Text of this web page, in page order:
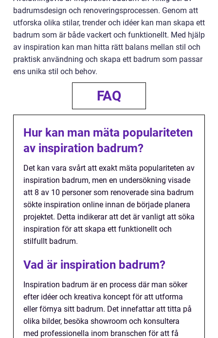
badrumsdesign och renoveringsprocessen. Genom att
utforska olika stilar, trender och idéer kan man skapa ett
badrum som är både vackert och funktionellt. Med hjälp
av inspiration kan man hitta rätt balans mellan stil och
praktisk användning och skapa ett badrum som passar
ens unika stil och behov.
FAQ
Hur kan man mäta populariteten
av inspiration badrum?
Det kan vara svårt att exakt mäta populariteten av
inspiration badrum, men en undersökning visade
att 8 av 10 personer som renoverade sina badrum
sökte inspiration online innan de började planera
projektet. Detta indikerar att det är vanligt att söka
inspiration för att skapa ett funktionellt och
stilfullt badrum.
Vad är inspiration badrum?
Inspiration badrum är en process där man söker
efter idéer och kreativa koncept för att utforma
eller förnya sitt badrum. Det innefattar att titta på
olika bilder, besöka showroom och konsultera
med professionella inom branschen för att få